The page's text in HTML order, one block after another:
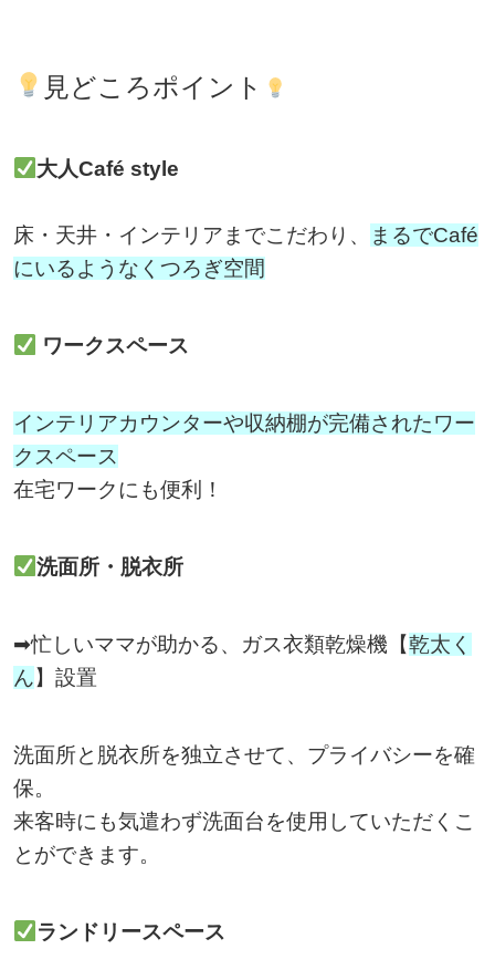
見どころポイント
大人Café style
床・天井・インテリアまでこだわり、
まるでCafé
にいるようなくつろぎ空間
ワークスペース
インテリアカウンターや収納棚が完備されたワー
クスペース
在宅ワークにも便利！
洗面所・脱衣所
➡忙しいママが助かる、ガス衣類乾燥機【乾太く
ん】設置
洗面所と脱衣所を独立させて、プライバシーを確
保。
来客時にも気遣わず洗面台を使用していただくこ
とができます。
ランドリースペース